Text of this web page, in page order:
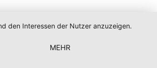
den Interessen der Nutzer anzuzeigen.
MEHR